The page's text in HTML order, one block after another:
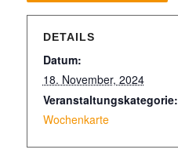
DETAILS
Datum:
18. November, 2024
Veranstaltungskategorie:
Wochenkarte